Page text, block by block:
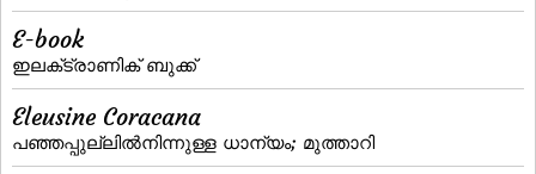
E-book
ഇലക്‌ട്രാണിക്‌ ബുക്ക്‌
Eleusine Coracana
പഞ്ഞപ്പുല്ലില്‍നിന്നുള്ള ധാന്യം; മുത്താറി